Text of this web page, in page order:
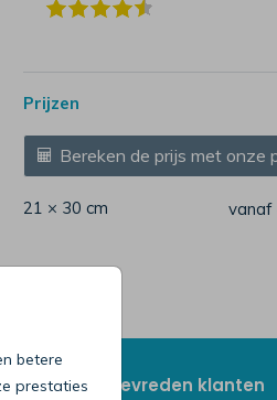
betere
prestaties
SLUITZEGEL
Prijzen
Bereken de prijs met onze
21 × 30 cm vanaf
Tevreden klanten